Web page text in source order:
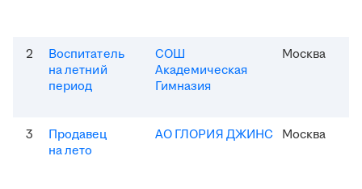
2
Воспитатель
на летний
период
СОШ
Академическая
Гимназия
Москва
3
Продавец
на лето
АО ГЛОРИЯ ДЖИНС Москва